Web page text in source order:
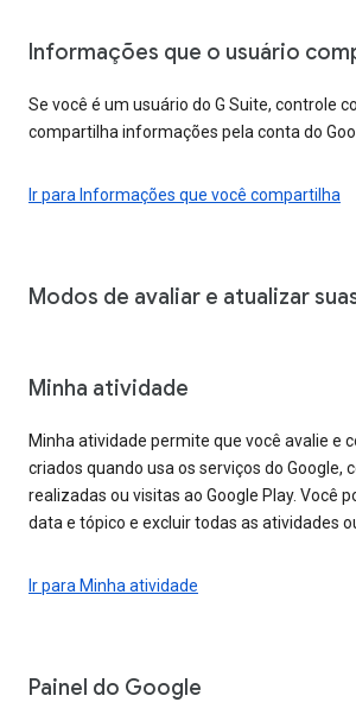
Informações que o usuário
Se você é um usuário do G Suite, controle
compartilha informações pela conta do
Ir para Informações que você compartilha
Modos de avaliar e atualizar
Minha atividade
Minha atividade permite que você avalie e
criados quando usa os serviços do Google,
realizadas ou visitas ao Google Play. Você
data e tópico e excluir todas as atividades
Ir para Minha atividade
Painel do Google